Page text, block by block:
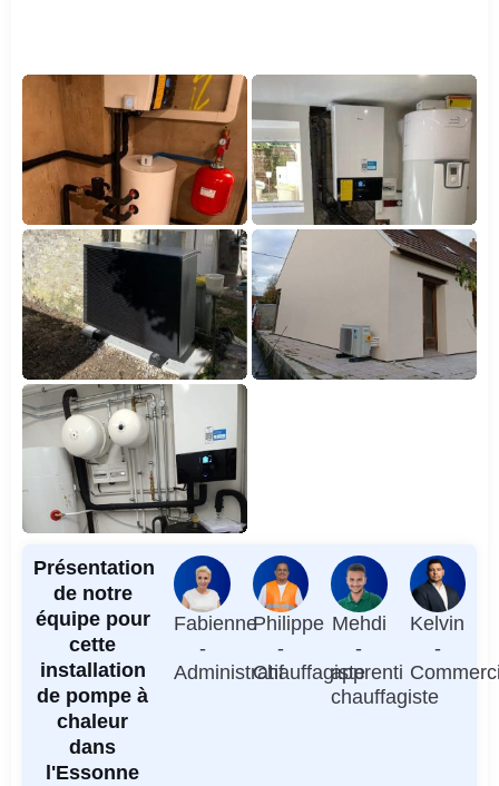
Présentation
de notre
équipe pour
cette
installation
de pompe à
chaleur
dans
l'Essonne
Fabienne
-
Administratif
Philippe
-
Chauffagiste
Mehdi
-
apprenti
chauffagiste
Kelvin
-